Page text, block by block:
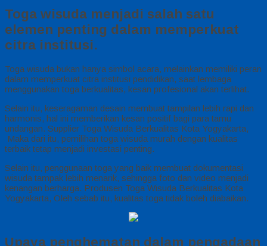
Toga wisuda menjadi salah satu
elemen penting dalam memperkuat
citra institusi.
Toga wisuda bukan hanya simbol acara, melainkan memiliki peran
dalam memperkuat citra institusi pendidikan, saat lembaga
menggunakan toga berkualitas, kesan profesional akan terlihat.
Selain itu, keseragaman desain membuat tampilan lebih rapi dan
harmonis, hal ini memberikan kesan positif bagi para tamu
undangan. Supplier Toga Wisuda Berkualitas Kota Yogyakarta,
Maka dari itu, pemilihan toga wisuda murah dengan kualitas
terbaik tetap menjadi investasi penting.
Selain itu, penggunaan toga yang baik membuat dokumentasi
wisuda tampak lebih menarik, sehingga foto dan video menjadi
kenangan berharga. Produsen Toga Wisuda Berkualitas Kota
Yogyakarta, Oleh sebab itu, kualitas toga tidak boleh diabaikan.
Upaya penghematan dalam pengadaan